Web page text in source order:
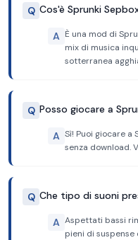
Q Cos'è Sprunki
A È una mod di
mix di musica
sotterranea
Q Posso giocare a
A Sì! Puoi giocare a
senza download.
Q Che tipo di suoni
A Aspettati bassi
pieni di